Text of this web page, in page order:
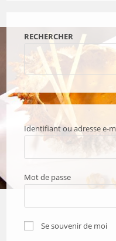
RECHERCHER
Identifiant ou adresse e-
Mot de passe
Se souvenir de moi